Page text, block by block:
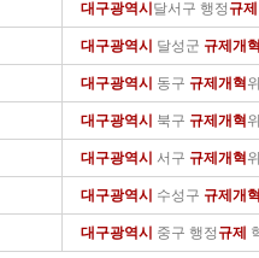
대구광역시 달서구 행정 규제
대구광역시 달성군 규제 개
대구광역시 동구 규제 개혁
대구광역시 북구 규제 개혁
대구광역시 서구 규제 개혁
대구광역시 수성구 규제 개
대구광역시 중구 행정 규제